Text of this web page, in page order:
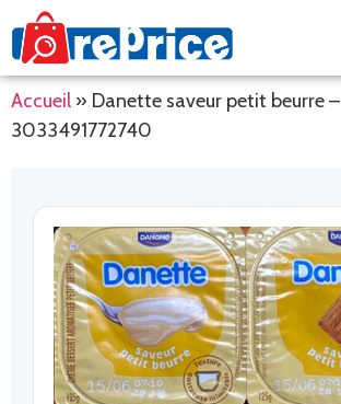
Accueil » Danette saveur petit beurre –
3033491772740